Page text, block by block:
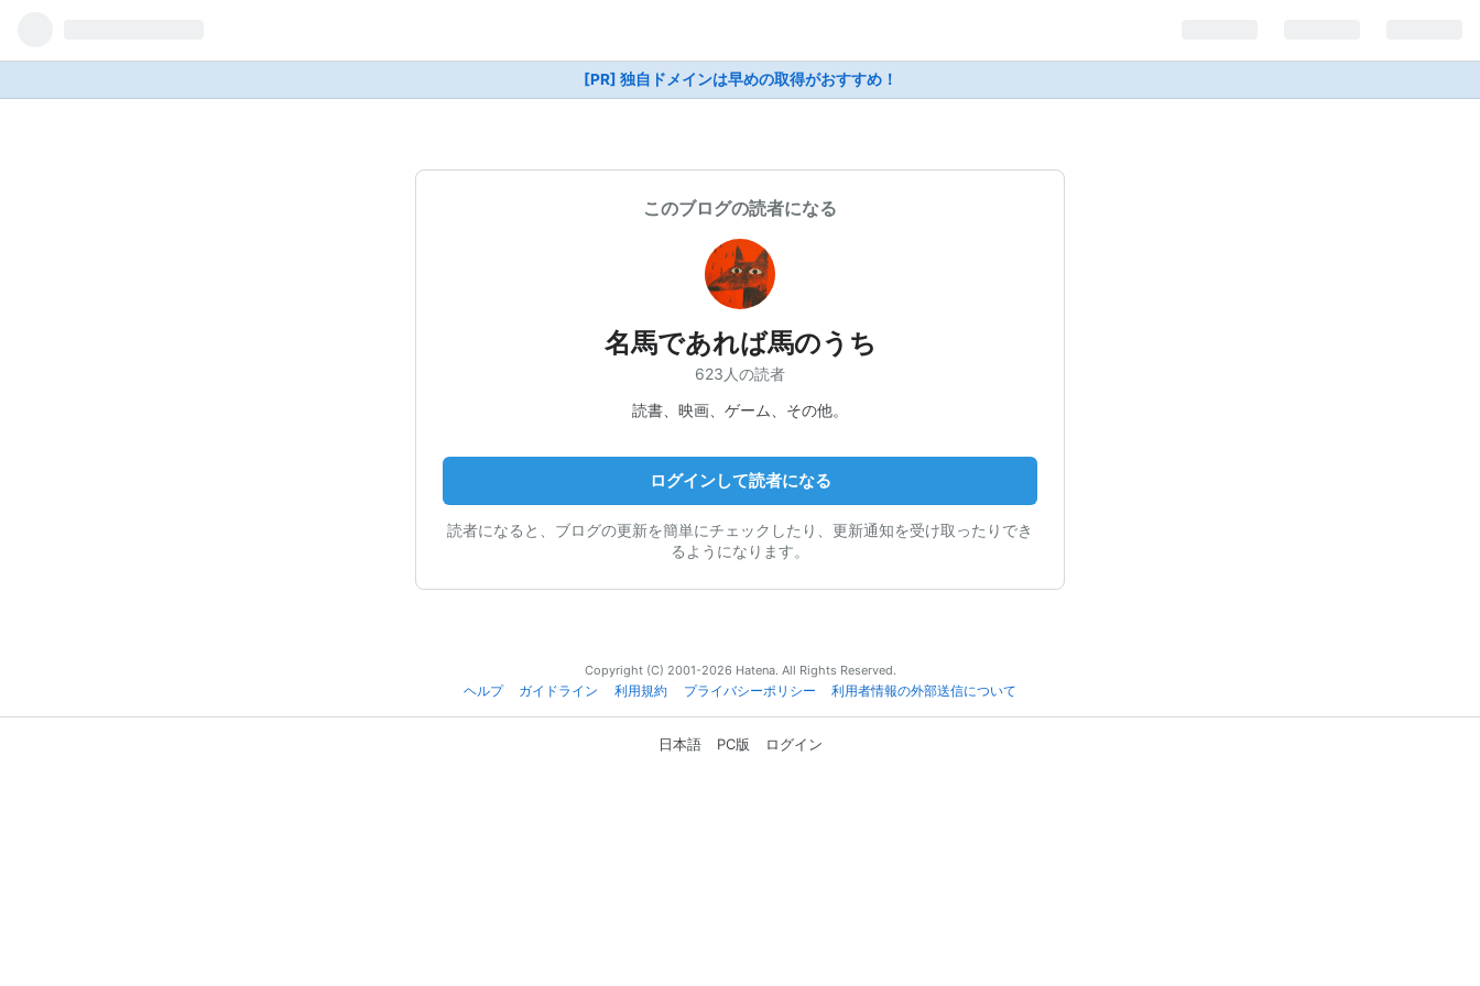
[PR] 独自ドメインは早めの取得がおすすめ！
このブログの読者になる
名馬であれば馬のうち
623人の読者
読書、映画、ゲーム、その他。
ログインして読者になる
読者になると、ブログの更新を簡単にチェックしたり、更新通知を受け取ったりでき
るようになります。
Copyright (C) 2001-2026 Hatena. All Rights Reserved.
ヘルプ
ガイドライン 利用規約 プライバシーポリシー 利用者情報の外部送信について
日本語 PC版 ログイン